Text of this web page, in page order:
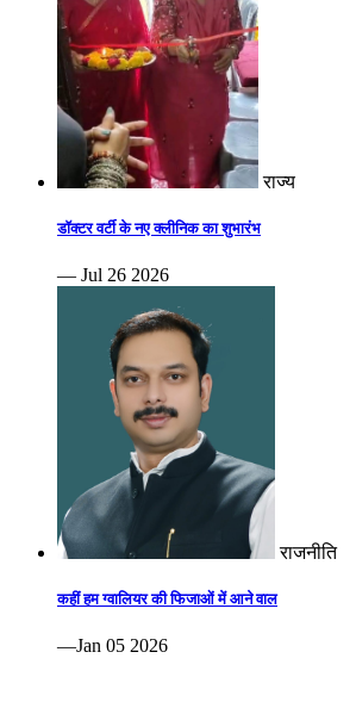
राज्य
डॉक्टर वर्टी के नए क्लीनिक का शुभारंभ
— Jul 26 2026
राजनीति
कहीं हम ग्वालियर की फिजाओं में आने वाल
—Jan 05 2026